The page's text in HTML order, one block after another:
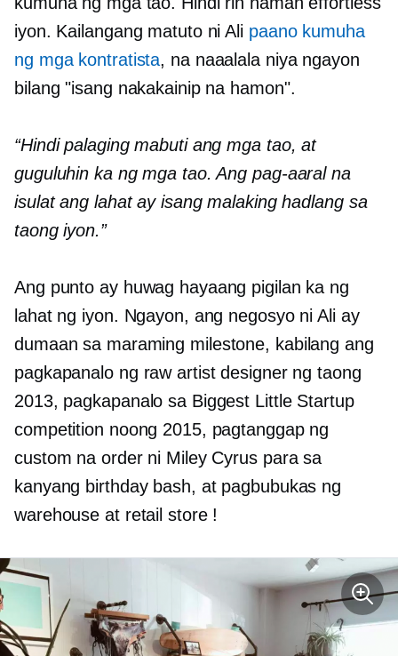
iyon. Kailangang matuto ni Ali paano kumuha
ng mga kontratista, na naaalala niya ngayon
bilang "isang nakakainip na hamon".
“Hindi palaging mabuti ang mga tao, at
guguluhin ka ng mga tao. Ang pag-aaral na
isulat ang lahat ay isang malaking hadlang sa
taong iyon.”
Ang punto ay huwag hayaang pigilan ka ng
lahat ng iyon. Ngayon, ang negosyo ni Ali ay
dumaan sa maraming milestone, kabilang ang
pagkapanalo ng raw artist designer ng taong
2013, pagkapanalo sa Biggest Little Startup
competition noong 2015, pagtanggap ng
custom na order ni Miley Cyrus para sa
kanyang birthday bash, at pagbubukas ng
warehouse at retail store !